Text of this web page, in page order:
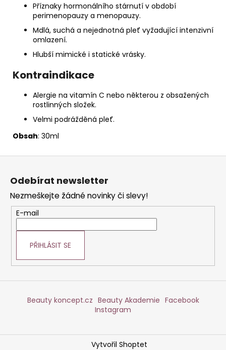
Příznaky hormonálního stárnutí v období
perimenopauzy a menopauzy.
Mdlá, suchá a nejednotná pleť vyžadující intenzivní
omlazení.
Hlubší mimické i statické vrásky.
Kontraindikace
Alergie na vitamín C nebo některou z obsažených
rostlinných složek.
Velmi podrážděná pleť.
Obsah: 30ml
Z
Odebírat newsletter
Nezmeškejte žádné novinky či slevy!
E-mail
PŘIHLÁSIT SE
Beauty koncept.cz Beauty Akademie Facebook
Instagram
Vytvořil Shoptet